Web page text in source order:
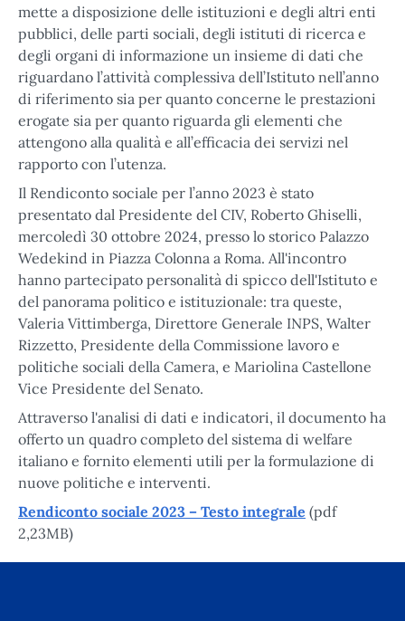
mette a disposizione delle istituzioni e degli altri enti
pubblici, delle parti sociali, degli istituti di ricerca e
degli organi di informazione un insieme di dati che
riguardano l’attività complessiva dell’Istituto nell’anno
di riferimento sia per quanto concerne le prestazioni
erogate sia per quanto riguarda gli elementi che
attengono alla qualità e all’efficacia dei servizi nel
rapporto con l’utenza.
Il Rendiconto sociale per l’anno 2023 è stato
presentato dal Presidente del CIV, Roberto Ghiselli,
mercoledì 30 ottobre 2024, presso lo storico Palazzo
Wedekind in Piazza Colonna a Roma. All'incontro
hanno partecipato personalità di spicco dell'Istituto e
del panorama politico e istituzionale: tra queste,
Valeria Vittimberga, Direttore Generale INPS, Walter
Rizzetto, Presidente della Commissione lavoro e
politiche sociali della Camera, e Mariolina Castellone
Vice Presidente del Senato.
Attraverso l'analisi di dati e indicatori, il documento ha
offerto un quadro completo del sistema di welfare
italiano e fornito elementi utili per la formulazione di
nuove politiche e interventi.
Rendiconto sociale 2023 – Testo integrale (pdf
2,23MB)